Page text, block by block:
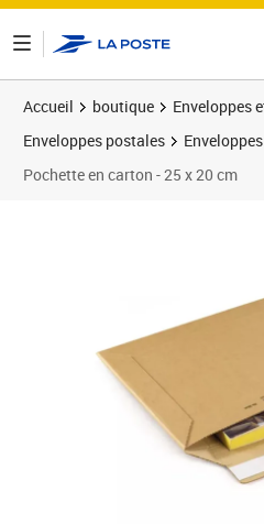
Accueil boutique
Enveloppes
Enveloppes postales
Pochette en carton - 25 x 20 cm